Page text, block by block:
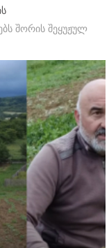
შორის შეყუჟულ